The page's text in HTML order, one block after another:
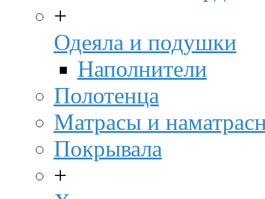
+
Одеяла и подушки
Наполнители
Полотенца
Матрасы и
Покрывала
+